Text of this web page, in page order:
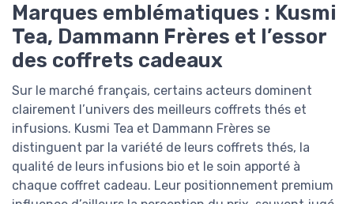
Marques emblématiques : Kusmi
Tea, Dammann Frères et l’essor
des coffrets cadeaux
Sur le marché français, certains acteurs dominent
clairement l’univers des meilleurs coffrets thés et
infusions. Kusmi Tea et Dammann Frères se
distinguent par la variété de leurs coffrets thés, la
qualité de leurs infusions bio et le soin apporté à
chaque coffret cadeau. Leur positionnement premium